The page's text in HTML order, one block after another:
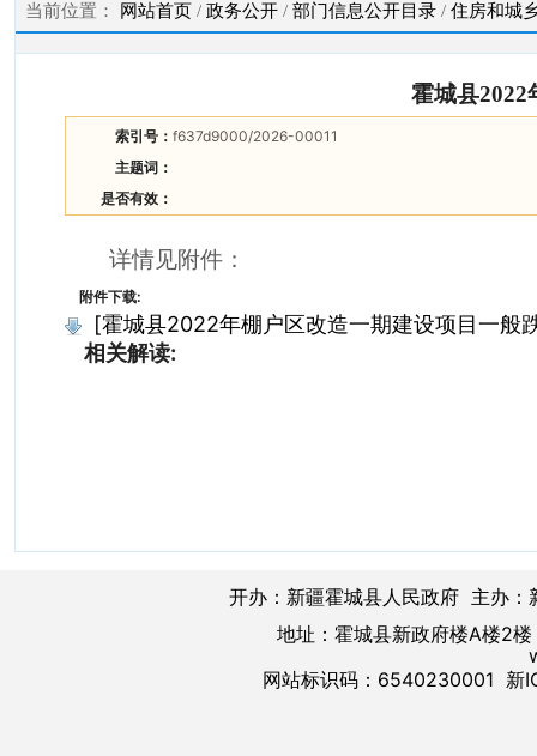
当前位置： 网站首页 / 政务公开 / 部门信息公开目录 / 住房和城
霍城县2022
索引号： f637d9000/2026-00011
主题词：
是否有效：
详情见附件：
附件下载:
[霍城县2022年棚户区改造一期建设项目一般
相关解读:
开办：新疆霍城县人民政府 主办
地址：霍城县新政府楼A楼
网站标识码：6540230001 新